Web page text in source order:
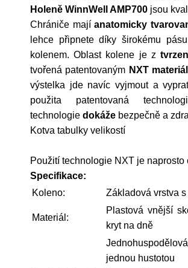
Holeně WinnWell AMP700 jsou
Chrániče majíanatomicky
lehce připnete díky širokému
kolenem. Oblast kolene je z
tvořená patentovaným NXT
výstelka jde navíc vyjmout a
použita patentovaná
technologie dokáže bezpečně a
Kotva tabulky velikostí
Použití technologie NXT je
Specifikace:
Koleno:
Základová vrstva
Materiál:
Plastová vnější
kryt na dně
jednou hustotou